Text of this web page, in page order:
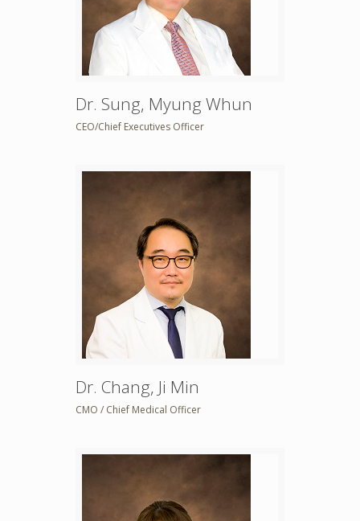
Dr. Sung, Myung Whun
CEO/Chief Executives Officer
Dr. Chang, Ji Min
CMO / Chief Medical Officer